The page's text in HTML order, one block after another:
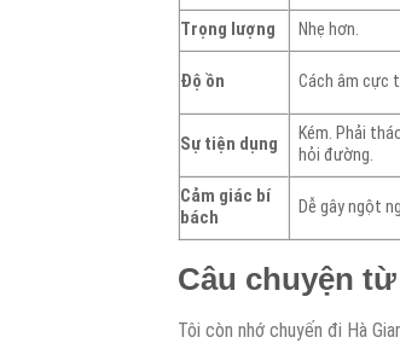
Trọng lượng Nhẹ hơn.
Độ ồn Cách âm cực
Sự tiện dụng
Kém. Phải
hỏi đường.
Cảm giác bí
bách
Dễ gây ngột
Câu chuyện
Tôi còn nhớ chuyến đi Hà